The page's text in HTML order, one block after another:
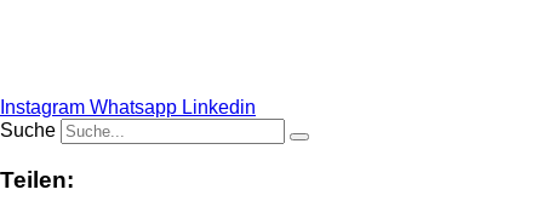
Instagram Whatsapp Linkedin
Suche
Teilen: